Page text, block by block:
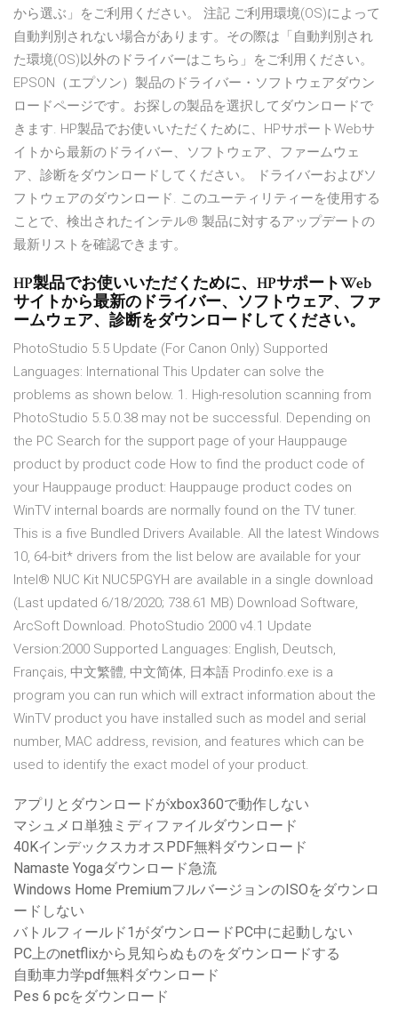
から選ぶ」をご利用ください。 注記 ご利用環境(OS)によって
自動判別されない場合があります。その際は「自動判別され
た環境(OS)以外のドライバーはこちら」をご利用ください。
EPSON（エプソン）製品のドライバー・ソフトウェアダウン
ロードページです。お探しの製品を選択してダウンロードで
きます. HP製品でお使いいただくために、HPサポートWebサ
イトから最新のドライバー、ソフトウェア、ファームウェ
ア、診断をダウンロードしてください。 ドライバーおよびソ
フトウェアのダウンロード. このユーティリティーを使用する
ことで、検出されたインテル® 製品に対するアップデートの
最新リストを確認できます。
HP製品でお使いいただくために、HPサポートWeb
サイトから最新のドライバー、ソフトウェア、ファ
ームウェア、診断をダウンロードしてください。
PhotoStudio 5.5 Update (For Canon Only) Supported
Languages: International This Updater can solve the
problems as shown below. 1. High-resolution scanning from
PhotoStudio 5.5.0.38 may not be successful. Depending on
the PC Search for the support page of your Hauppauge
product by product code How to find the product code of
your Hauppauge product: Hauppauge product codes on
WinTV internal boards are normally found on the TV tuner.
This is a five Bundled Drivers Available. All the latest Windows
10, 64-bit* drivers from the list below are available for your
Intel® NUC Kit NUC5PGYH are available in a single download
(Last updated 6/18/2020; 738.61 MB) Download Software,
ArcSoft Download. PhotoStudio 2000 v4.1 Update
Version:2000 Supported Languages: English, Deutsch,
Français, 中文繁體, 中文简体, 日本語 Prodinfo.exe is a
program you can run which will extract information about the
WinTV product you have installed such as model and serial
number, MAC address, revision, and features which can be
used to identify the exact model of your product.
アプリとダウンロードがxbox360で動作しない
マシュメロ単独ミディファイルダウンロード
40KインデックスカオスPDF無料ダウンロード
Namaste Yogaダウンロード急流
Windows Home PremiumフルバージョンのISOをダウンロ
ードしない
バトルフィールド1がダウンロードPC中に起動しない
PC上のnetflixから見知らぬものをダウンロードする
自動車力学pdf無料ダウンロード
Pes 6 pcをダウンロード